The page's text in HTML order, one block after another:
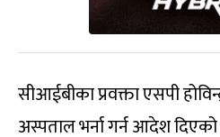
सीआईबीका प्रवक्ता एसपी
अस्पताल भर्ना गर्न आदेश